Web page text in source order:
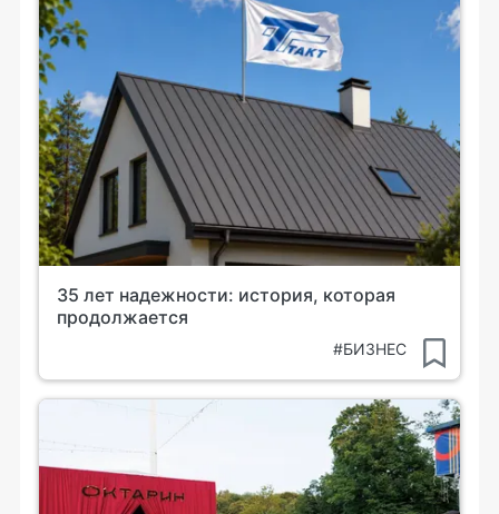
35 лет надежности: история, которая
продолжается
#БИЗНЕС